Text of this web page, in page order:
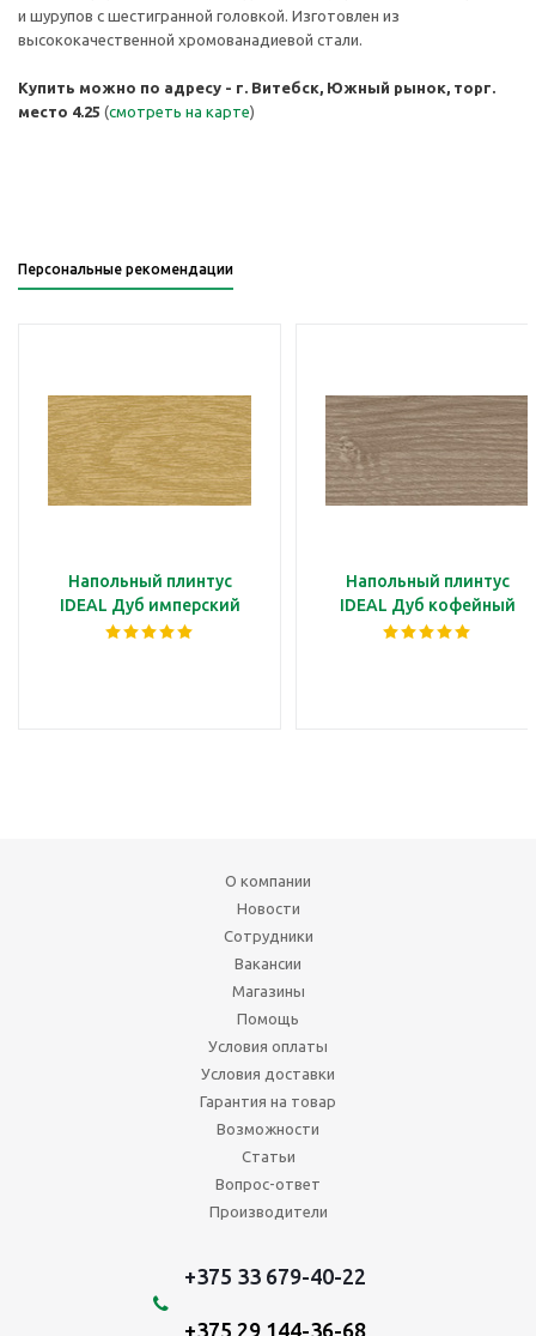
и шурупов с шестигранной головкой. Изготовлен из
высококачественной хромованадиевой стали.
Купить можно по адресу - г. Витебск, Южный рынок, торг.
место 4.25 (смотреть на карте)
Персональные рекомендации
Напольный плинтус
IDEAL Дуб имперский
Напольный плинтус
IDEAL Дуб кофейный
О компании
Новости
Сотрудники
Вакансии
Магазины
Помощь
Условия оплаты
Условия доставки
Гарантия на товар
Возможности
Статьи
Вопрос-ответ
Производители
+375 33 679-40-22
+375 29 144-36-68